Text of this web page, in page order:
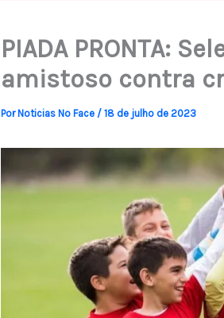
PIADA PRONTA:
amistoso contra
PorNoticias No Face / 18 de julho de 2023